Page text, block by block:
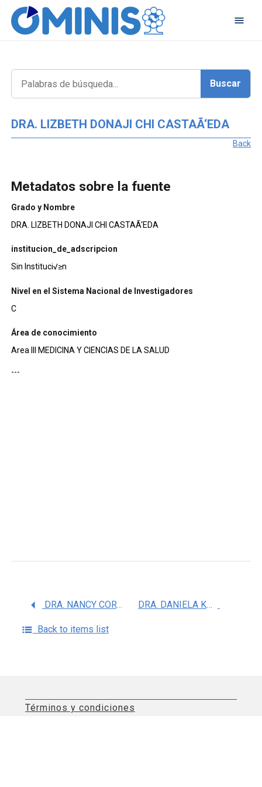
DRA. LIZBETH DONAJI CHI CASTAÃ‘EDA
Back
Metadatos sobre la fuente
Grado y Nombre
DRA. LIZBETH DONAJI CHI CASTAÃ‘EDA
institucion_de_adscripcion
Sin Instituci√≥n
Nivel en el Sistema Nacional de Investigadores
C
Área de conocimiento
Area III MEDICINA Y CIENCIAS DE LA SALUD
---
DRA. NANCY CORTEZ ESPINOSA DRA. DANIELA KULLENBERG GUTIERREZ
Back to items list
Términos y condiciones